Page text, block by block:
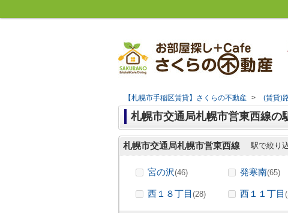
【札幌市手稲区賃貸】さくらの不動産 > (賃貸)
札幌市交通局札幌市営東西線の
札幌市交通局札幌市営東西線 駅で絞り
宮の沢(46) 発寒南(65)
西１８丁目 (28) 西１１丁目